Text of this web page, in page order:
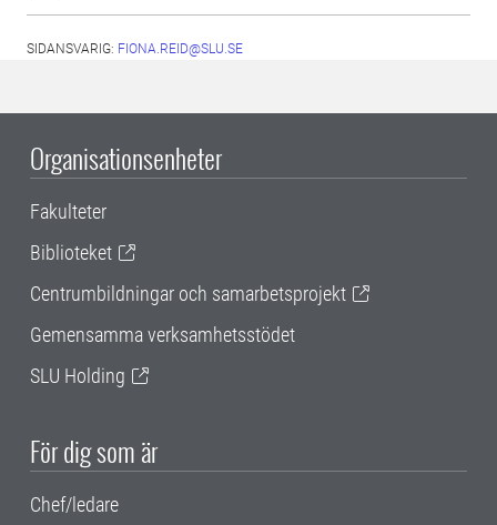
SIDANSVARIG: FIONA.REID@SLU.SE
Organisationsenheter
Fakulteter
Biblioteket
Centrumbildningar och samarbetsprojekt
Gemensamma verksamhetsstödet
SLU Holding
För dig som är
Chef/ledare